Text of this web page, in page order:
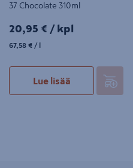
37 Chocolate 310ml
20,95€/kpl
20,95 € / kpl
67,58 € / l
Lue lisää